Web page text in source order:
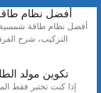
أفضل نظام طاقة
تكوين مولد
إذا كنت تختبر فقط